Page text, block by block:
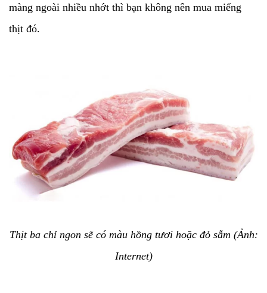
màng ngoài nhiều nhớt thì bạn không nên mua miếng
thịt đó.
Thịt ba chỉ ngon sẽ có màu hồng tươi hoặc đỏ sẫm (Ảnh:
Internet)